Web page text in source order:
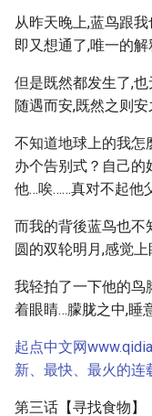
从昨天晚上,蓝鸟跟
即又想通了,唯一的
但是既然都发生了,
随遇而安,既然之则安
不知道地球上的我怎
办个告别式？自己
他…唉……真对不起他
而我的背後蓝鸟也不
圆的双轮明月,感觉
我轻拍了一下他的鸟
着眼睛…朦胧之中,睡
起点中文网
新、最快、最火的连
第三话【寻找食物】